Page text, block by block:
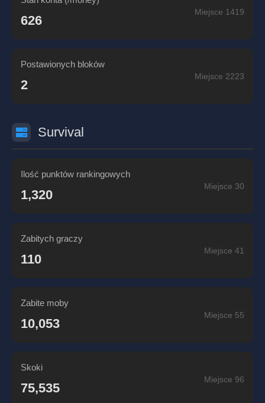
626
Miejsce 1419
Postawionych bloków
2
Miejsce 2223
Survival
Ilość punktów rankingowych
1,320
Miejsce 30
Zabitych graczy
110
Miejsce 41
Zabite moby
10,053
Miejsce 55
Skoki
75,535
Miejsce 96